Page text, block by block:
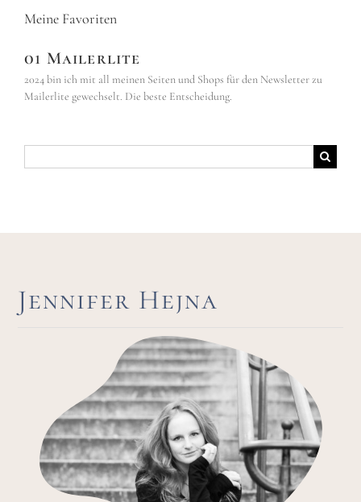
Meine Favoriten
01 Mailerlite
2024 bin ich mit all meinen Seiten und Shops für den Newsletter zu
Mailerlite gewechselt. Die beste Entscheidung.
nach:
Jennifer Hejna